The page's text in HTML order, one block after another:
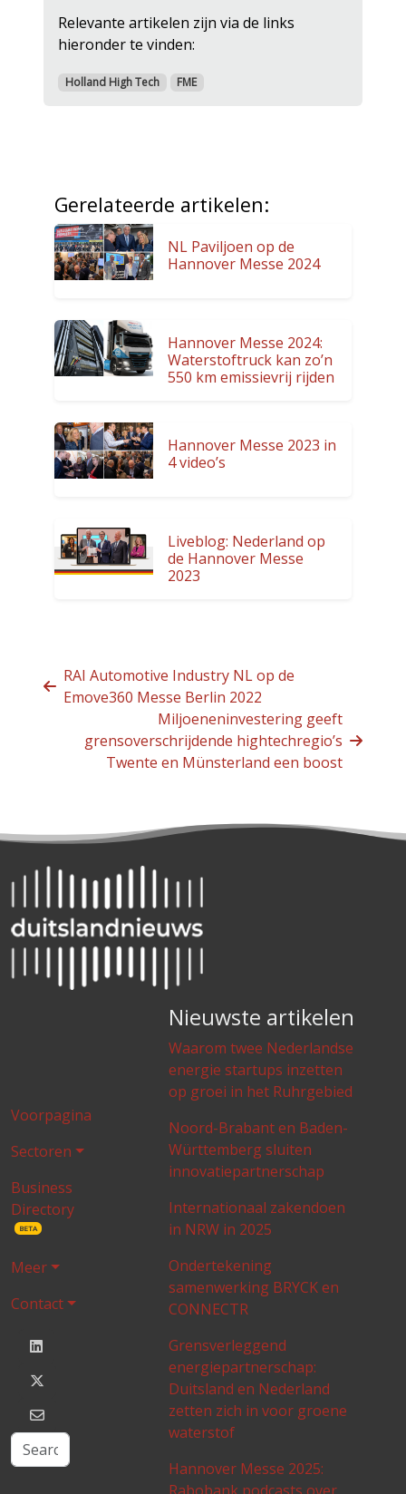
Relevante artikelen zijn via de links
hieronder te vinden:
Holland High Tech FME
Gerelateerde artikelen:
NL Paviljoen op de
Hannover Messe 2024
Hannover Messe 2024:
Waterstoftruck kan zo’n
550 km emissievrij rijden
Hannover Messe 2023 in
4 video’s
Liveblog: Nederland op
de Hannover Messe
2023
RAI Automotive Industry NL op de
Emove360 Messe Berlin 2022
Miljoeneninvestering geeft
grensoverschrijdende hightechregio’s
Twente en Münsterland een boost
Voorpagina
Sectoren
Business
Directory
BETA
Meer
Contact
Nieuwste artikelen
Waarom twee Nederlandse
energie startups inzetten
op groei in het Ruhrgebied
Noord-Brabant en Baden-
Württemberg sluiten
innovatiepartnerschap
Internationaal zakendoen
in NRW in 2025
Ondertekening
samenwerking BRYCK en
CONNECTR
Grensverleggend
energiepartnerschap:
Duitsland en Nederland
zetten zich in voor groene
waterstof
Hannover Messe 2025: